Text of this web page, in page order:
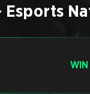
Esports
WIN